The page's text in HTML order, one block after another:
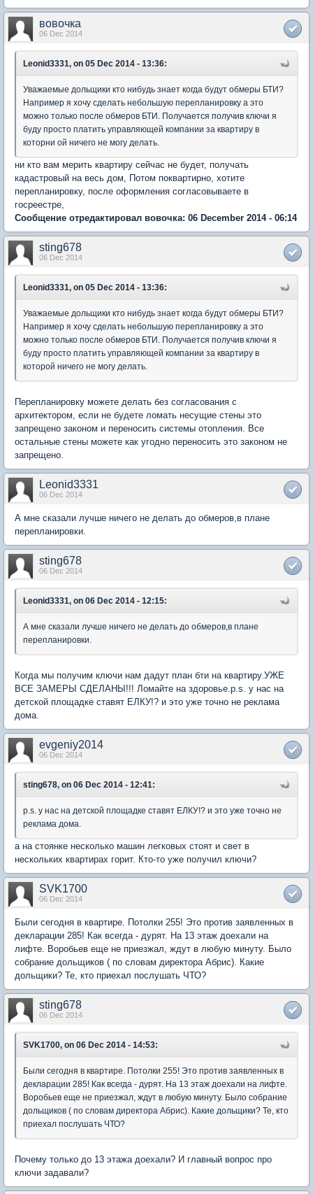
вовочка
06 Dec 2014
Leonid3331, on 05 Dec 2014 - 13:36:
Уважаемые дольщики кто нибудь знает когда будут обмеры БТИ?
Например я хочу сделать небольшую перепланировку а это
можно только после обмеров БТИ. Получается получив ключи я
буду просто платить управляющей компании за квартиру в
которни ой ничего не могу делать.
ни кто вам мерить квартиру сейчас не будет, получать
кадастровый на весь дом, Потом поквартирно, хотите
перепланировку, после оформления согласовываете в
госреестре,
Сообщение отредактировал вовочка: 06 December 2014 - 06:14
sting678
06 Dec 2014
Leonid3331, on 05 Dec 2014 - 13:36:
Уважаемые дольщики кто нибудь знает когда будут обмеры БТИ?
Например я хочу сделать небольшую перепланировку а это
можно только после обмеров БТИ. Получается получив ключи я
буду просто платить управляющей компании за квартиру в
которой ничего не могу делать.
Перепланировку можете делать без согласования с
архитектором, если не будете ломать несущие стены это
запрещено законом и переносить системы отопления. Все
остальные стены можете как угодно переносить это законом не
запрещено.
Leonid3331
06 Dec 2014
А мне сказали лучше ничего не делать до обмеров,в плане
перепланировки.
sting678
06 Dec 2014
Leonid3331, on 06 Dec 2014 - 12:15:
А мне сказали лучше ничего не делать до обмеров,в плане
перепланировки.
Когда мы получим ключи нам дадут план бти на квартиру.УЖЕ
ВСЕ ЗАМЕРЫ СДЕЛАНЫ!!! Ломайте на здоровье.p.s. у нас на
детской площадке ставят ЕЛКУ!? и это уже точно не реклама
дома.
evgeniy2014
06 Dec 2014
sting678, on 06 Dec 2014 - 12:41:
p.s. у нас на детской площадке ставят ЕЛКУ!? и это уже точно не
реклама дома.
а на стоянке несколько машин легковых стоят и свет в
нескольких квартирах горит. Кто-то уже получил ключи?
SVK1700
06 Dec 2014
Были сегодня в квартире. Потолки 255! Это против заявленных в
декларации 285! Как всегда - дурят. На 13 этаж доехали на
лифте. Воробьев еще не приезжал, ждут в любую минуту. Было
собрание дольщиков ( по словам директора Абрис). Какие
дольщики? Те, кто приехал послушать ЧТО?
sting678
06 Dec 2014
SVK1700, on 06 Dec 2014 - 14:53:
Были сегодня в квартире. Потолки 255! Это против заявленных в
декларации 285! Как всегда - дурят. На 13 этаж доехали на лифте.
Воробьев еще не приезжал, ждут в любую минуту. Было собрание
дольщиков ( по словам директора Абрис). Какие дольщики? Те, кто
приехал послушать ЧТО?
Почему только до 13 этажа доехали? И главный вопрос про
ключи задавали?